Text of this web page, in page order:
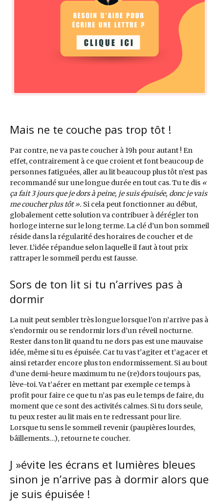
Mais ne te couche pas trop tôt !
Par contre, ne va pas te coucher à 19h pour autant ! En
effet, contrairement à ce que croient et font beaucoup de
personnes fatiguées, aller au lit beaucoup plus tôt n’est pas
recommandé sur une longue durée en tout cas. Tu te dis «
ça fait 3 jours que je dors à peine, je suis épuisée, donc je vais
me coucher plus tôt ». Si cela peut fonctionner au début,
globalement cette solution va contribuer à dérégler ton
horloge interne sur le long terme. La clé d’un bon sommeil
réside dans la régularité des horaires de coucher et de
lever. L’idée répandue selon laquelle il faut à tout prix
rattraper le sommeil perdu est fausse.
Sors de ton lit si tu n’arrives pas à
dormir
La nuit peut sembler très longue lorsque l’on n’arrive pas à
s’endormir ou se rendormir lors d’un réveil nocturne.
Rester dans ton lit quand tu ne dors pas est une mauvaise
idée, même si tu es épuisée. Car tu vas t’agiter et t’agacer et
ainsi retarder encore plus ton endormissement. Si au bout
d’une demi-heure maximum tu ne (re)dors toujours pas,
lève-toi. Va t’aérer en mettant par exemple ce temps à
profit pour faire ce que tu n’as pas eu le temps de faire, du
moment que ce sont des activités calmes. Si tu dors seule,
tu peux rester au lit mais en te redressant pour lire.
Lorsque tu sens le sommeil revenir (paupières lourdes,
bâillements…), retourne te coucher.
J »évite les écrans et lumières bleues
sinon je n’arrive pas à dormir alors que
je suis épuisée !